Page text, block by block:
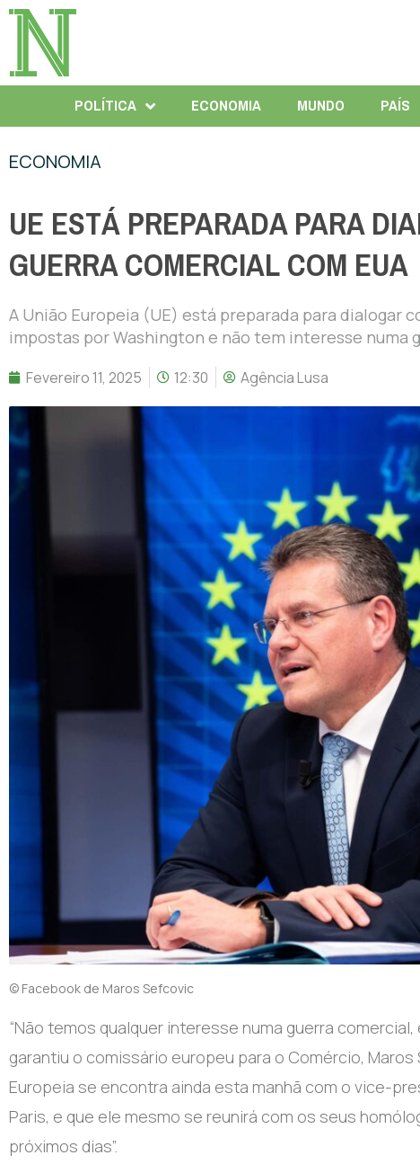
POLÍTICA ECONOMIA MUNDO PAÍS
ECONOMIA
UE ESTÁ PREPARADA PARA
GUERRA COMERCIAL COM EUA
A União Europeia (UE) está preparada para dialogar
impostas por Washington e não tem interesse numa
Fevereiro 11, 2025 12:30 Agência Lusa
© Facebook de Maros Sefcovic
“Não temos qualquer interesse numa guerra
garantiu o comissário europeu para o Comércio,
Europeia se encontra ainda esta manhã com o vice-
Paris, e que ele mesmo se reunirá com os seus
próximos dias”.